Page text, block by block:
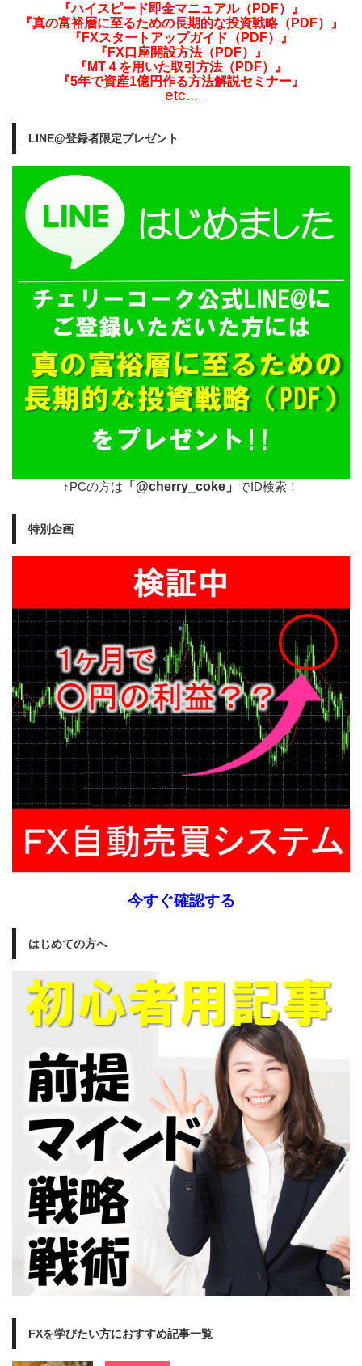
『ハイスピード即金マニュアル（PDF）』
『真の富裕層に至るための長期的な投資戦略（PDF）』
『FXスタートアップガイド（PDF）』
『FX口座開設方法（PDF）』
『MT４を用いた取引方法（PDF）』
『5年で資産1億円作る方法解説セミナー』
etc...
LINE@登録者限定プレゼント
↑PCの方は 「@cherry_coke」 でID検索！
特別企画
今すぐ確認する
はじめての方へ
FXを学びたい方におすすめ記事一覧